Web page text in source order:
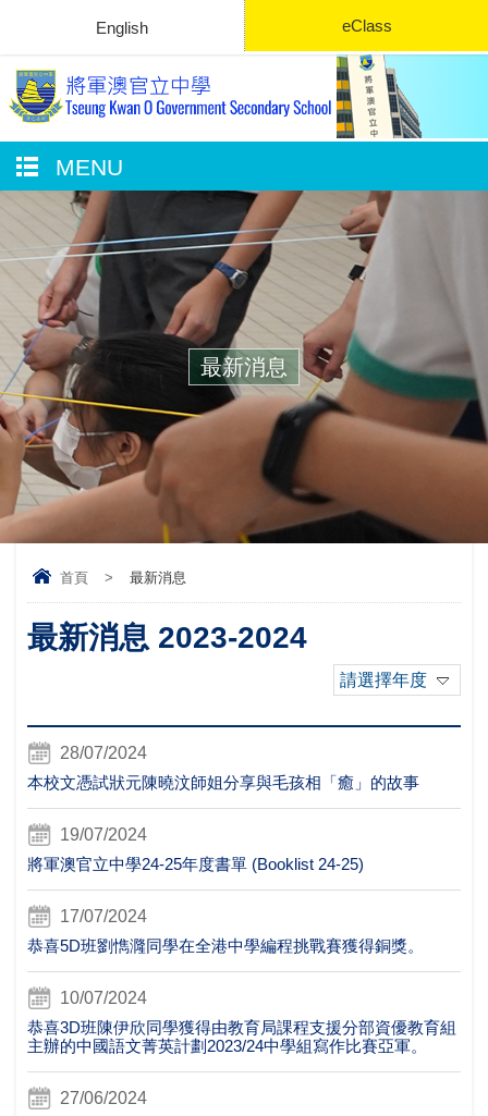
English eClass
MENU
最新消息
首頁 > 最新消息
最新消息 2023-2024
請選擇年度
28/07/2024
本校文憑試狀元陳曉汶師姐分享與毛孩相「癒」的故事
19/07/2024
將軍澳官立中學24-25年度書單 (Booklist 24-25)
17/07/2024
恭喜5D班劉懏漋同學在全港中學編程挑戰賽獲得銅獎。
10/07/2024
恭喜3D班陳伊欣同學獲得由教育局課程支援分部資優教育組
主辦的中國語文菁英計劃2023/24中學組寫作比賽亞軍。
27/06/2024